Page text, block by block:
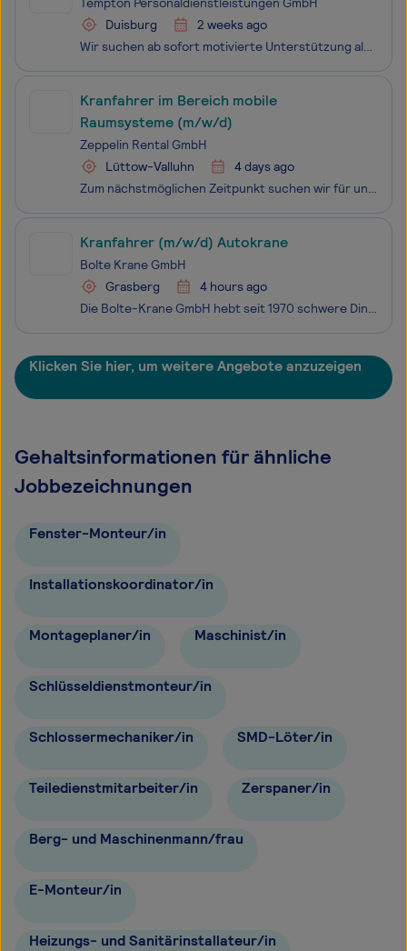
Duisburg
2 weeks ago
Wir suchen ab sofort motivierte Unterstützung als Kranführer (m/w/d) Wenn Sie flexibel sind, gerne Verantwortung übernehmen und in einem abwechslungsreichen Umfeld arbeiten möchten, freuen wir uns auf Ihre Bewerbung. Mit über 11.000 Kolleginnen und Kollegen an bundesweit 200 Standorten gehört
Kranfahrer im Bereich mobile
Raumsysteme (m/w/d)
Zeppelin Rental GmbH
Lüttow-Valluhn
4 days ago
Zum nächstmöglichen Zeitpunkt suchen wir für unseren Standort in Lüttow-Valluhn einen Kranführer für unsere mobilen Container- und Raumsysteme in Vollzeit (m/w/d).
Kranfahrer (m/w/d) Autokrane
Bolte Krane GmbH
Grasberg
4 hours ago
Die Bolte-Krane GmbH hebt seit 1970 schwere Dinge – und manchmal auch die Laune auf der Baustelle. Wir sind ein familiengeführtes Unternehmen aus Grasberg und seit 1991 spezialisiert auf Autokranarbeiten aller Art. Unsere Einsätze? Quer durch Bremen & Niedersachsen. Unser Stil? Bodenständig, dire
Klicken Sie hier, um weitere Angebote anzuzeigen
Gehaltsinformationen für ähnliche
Jobbezeichnungen
Fenster-Monteur/in
Installationskoordinator/in
Montageplaner/in Maschinist/in
Schlüsseldienstmonteur/in
Schlossermechaniker/in SMD-Löter/in
Teiledienstmitarbeiter/in Zerspaner/in
Berg- und Maschinenmann/frau
E-Monteur/in
Heizungs- und Sanitärinstallateur/in